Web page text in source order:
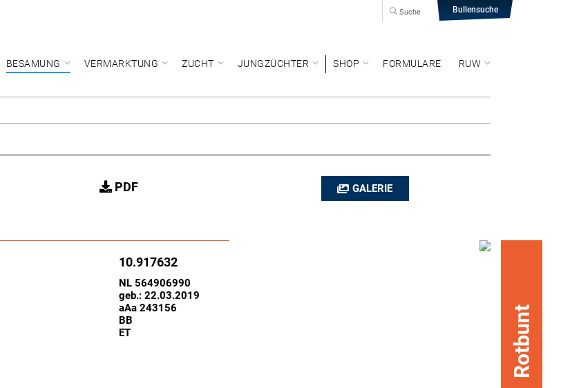
Bullensuche
Suche
BESAMUNG VERMARKTUNG ZUCHT JUNGZÜCHTER SHOP FORMULARE RUW
PDF GALERIE
10.917632
NL 564906990
geb.: 22.03.2019
aAa 243156
BB
ET
Rotbunt